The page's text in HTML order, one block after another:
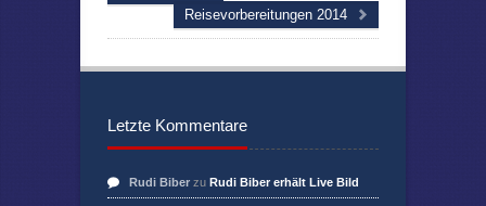
Reisevorbereitungen 2014
Letzte Kommentare
Rudi Biber zu Rudi Biber erhält Live Bild